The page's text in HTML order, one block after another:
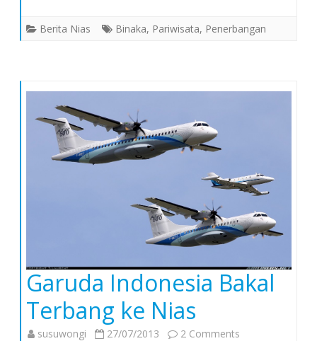
Berita Nias Binaka, Pariwisata, Penerbangan
Garuda Indonesia Bakal
Terbang ke Nias
susuwongi 27/07/2013 2 Comments